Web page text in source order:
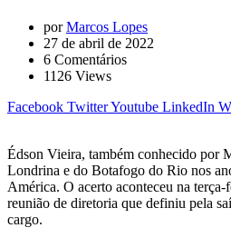
porMarcos Lopes
27 de abril de 2022
6 Comentários
1126 Views
Facebook TwitterYoutube LinkedIn
Édson Vieira, também conhecido por
Londrina e do Botafogo do Rio nos
América. O acerto aconteceu na
reunião de diretoria que definiu pela
cargo.